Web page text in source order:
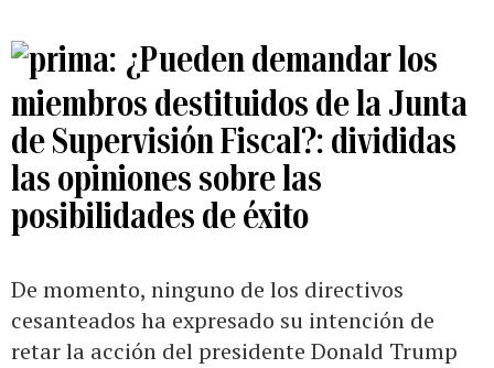
¿Pueden demandar los
miembros destituidos de la Junta
de Supervisión Fiscal?: divididas
las opiniones sobre las
posibilidades de éxito
De momento, ninguno de los directivos
cesanteados ha expresado su intención de
retar la acción del presidente Donald Trump